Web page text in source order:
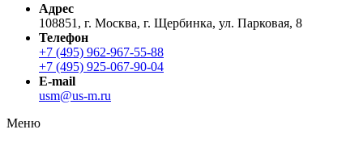
Адрес
108851, г. Москва, г. Щербинка, ул. Парковая, 8
Телефон
+7 (495) 962-967-55-88
+7 (495) 925-067-90-04
E-mail
usm@us-m.ru
Меню